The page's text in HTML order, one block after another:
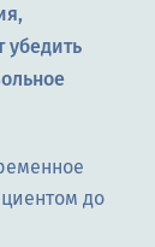
убедить
до